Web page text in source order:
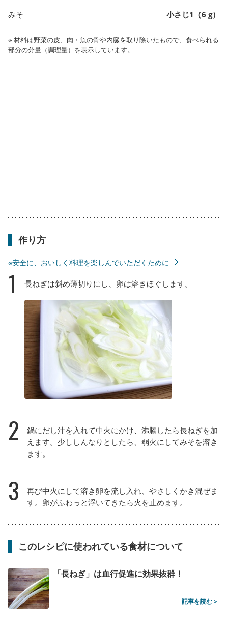
みそ 小さじ1（6 g）
※ 材料は野菜の皮、肉・魚の骨や内臓を取り除いたもので、食べられる
部分の分量（調理量）を表示しています。
作り方
※安全に、おいしく料理を楽しんでいただくために
1 長ねぎは斜め薄切りにし、卵は溶きほぐします。
2
鍋にだし汁を入れて中火にかけ、沸騰したら長ねぎを加
えます。少ししんなりとしたら、弱火にしてみそを溶き
ます。
3
再び中火にして溶き卵を流し入れ、やさしくかき混ぜま
す。卵がふわっと浮いてきたら火を止めます。
このレシピに使われている食材について
「長ねぎ」は血行促進に効果抜群！
記事を読む >